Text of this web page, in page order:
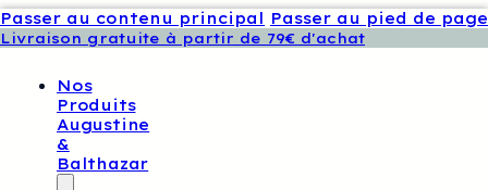
Passer au contenu principal Passer au pied de page
Livraison gratuite à partir de 79€ d'achat
Nos
Produits
Augustine
&
Balthazar